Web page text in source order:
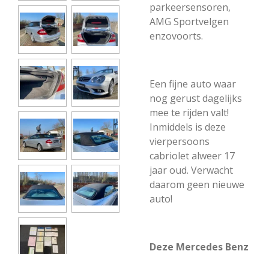
parkeersensoren,
AMG Sportvelgen
enzovoorts.
Een fijne auto waar
nog gerust dagelijks
mee te rijden valt!
Inmiddels is deze
vierpersoons
cabriolet alweer 17
jaar oud. Verwacht
daarom geen nieuwe
auto!
Deze Mercedes Benz